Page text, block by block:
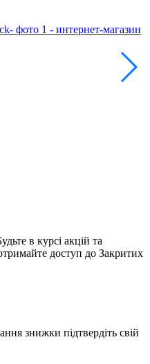
в курсі акцій та
доступ до Закритих
знижки підтвердіть свій